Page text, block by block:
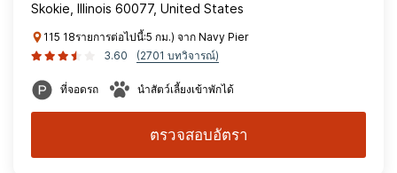
Skokie, Illinois 60077, United States
115 18รายการต่อไปนี้:5 กม.) จาก Navy Pier
3.60
(2701 บทวิจารณ์)
ที่จอดรถ นำสัตว์เลี้ยงเข้าพักได้
ตรวจสอบอัตรา